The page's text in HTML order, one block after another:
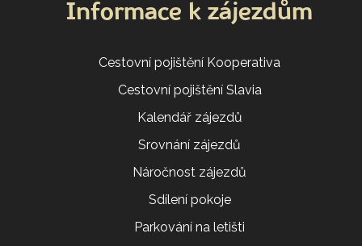
Informace k zájezdům
Cestovní pojištění Kooperativa
Cestovní pojištění Slavia
Kalendář zájezdů
Srovnání zájezdů
Náročnost zájezdů
Sdílení pokoje
Parkování na letišti